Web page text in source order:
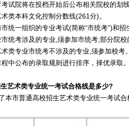
试院将在投档开始后公布相关院校的划
类本科文化控制分数线(261分)。
一组织的专业考试(简称“市统考”)和招
统考涉及的专业,须参加市统考;部分院
类专业市统考不涉及的专业,须参加校考
公布的录取规则进行排序，择优录取
艺术类专业统一考试合格线是多少?
市普通高校招生艺术类专业统一考试合